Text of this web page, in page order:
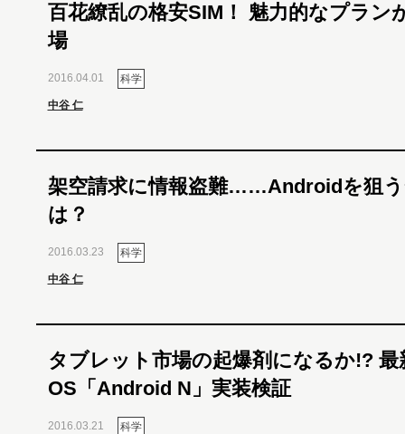
百花繚乱の格安SIM！ 魅力的なプラン
場
2016.04.01 科学
中谷 仁
架空請求に情報盗難……Androidを狙
は？
2016.03.23 科学
中谷 仁
タブレット市場の起爆剤になるか!? 最
OS「Android N」実装検証
2016.03.21 科学